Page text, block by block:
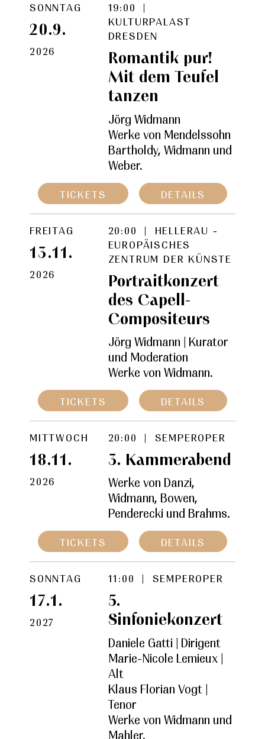
SONNTAG
20.9.
2026
19:00 |
KULTURPALAST
DRESDEN
Romantik pur!
Mit dem Teufel
tanzen
Jörg Widmann
Werke von Mendelssohn
Bartholdy, Widmann und
Weber.
TICKETS DETAILS
FREITAG
13.11.
2026
20:00 | HELLERAU -
EUROPÄISCHES
ZENTRUM DER KÜNSTE
Portraitkonzert
des Capell-
Compositeurs
Jörg Widmann | Kurator
und Moderation
Werke von Widmann.
TICKETS DETAILS
MITTWOCH
18.11.
2026
20:00 | SEMPEROPER
3. Kammerabend
Werke von Danzi,
Widmann, Bowen,
Penderecki und Brahms.
TICKETS DETAILS
SONNTAG
17.1.
2027
11:00 | SEMPEROPER
5.
Sinfoniekonzert
Daniele Gatti | Dirigent
Marie-Nicole Lemieux |
Alt
Klaus Florian Vogt |
Tenor
Werke von Widmann und
Mahler.